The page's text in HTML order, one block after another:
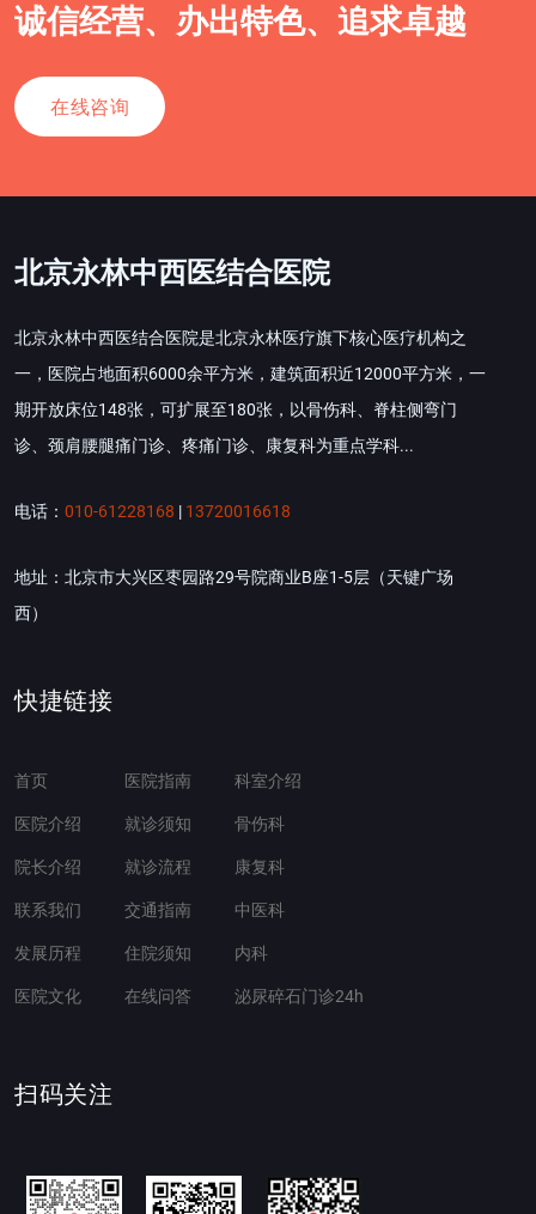
诚信经营、办出特色、追求卓越
在线咨询
北京永林中西医结合医院
北京永林中西医结合医院是北京永林医疗旗下核心医疗机构之
一，医院占地面积6000余平方米，建筑面积近12000平方米，一
期开放床位148张，可扩展至180张，以骨伤科、脊柱侧弯门
诊、颈肩腰腿痛门诊、疼痛门诊、康复科为重点学科...
电话： 010-61228168 | 13720016618
地址：北京市大兴区枣园路29号院商业B座1-5层（天键广场
西）
快捷链接
首页
医院介绍
院长介绍
联系我们
发展历程
医院文化
医院指南
就诊须知
就诊流程
交通指南
住院须知
在线问答
科室介绍
骨伤科
康复科
中医科
内科
泌尿碎石门诊24h
扫码关注